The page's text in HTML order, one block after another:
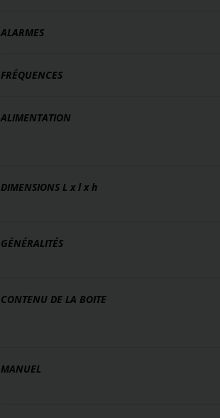
ALARMES
FRÉQUENCES
ALIMENTATION
DIMENSIONS L x l x h
GÉNÉRALITÉS
CONTENU DE LA BOITE
MANUEL